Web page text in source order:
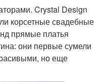
Crystal Design
корсетные свадебные
прямые платья
они первые сумели
но еще